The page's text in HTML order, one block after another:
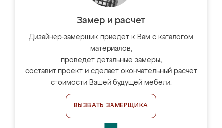
Замер и расчет
Дизайнер-замерщик приедет к Вам с каталогом
материалов,
проведёт детальные замеры,
составит проект и сделает окончательный расчёт
стоимости Вашей будущей мебели.
ВЫЗВАТЬ ЗАМЕРЩИКА